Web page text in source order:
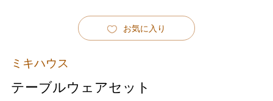
お気に入り
ミキハウス
テーブルウェアセット